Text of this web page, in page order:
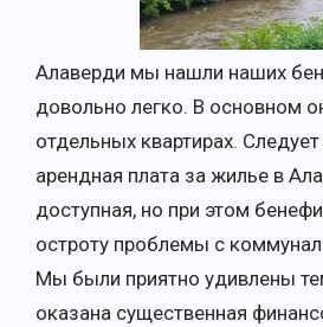
Алаверди мы нашли наших
довольно легко. В основном
отдельных квартирах.
арендная плата за жилье в
доступная, но при этом
остроту проблемы с
Мы были приятно удивлены
оказана существенная